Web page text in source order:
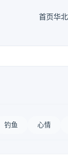
首页华
钓鱼 心情